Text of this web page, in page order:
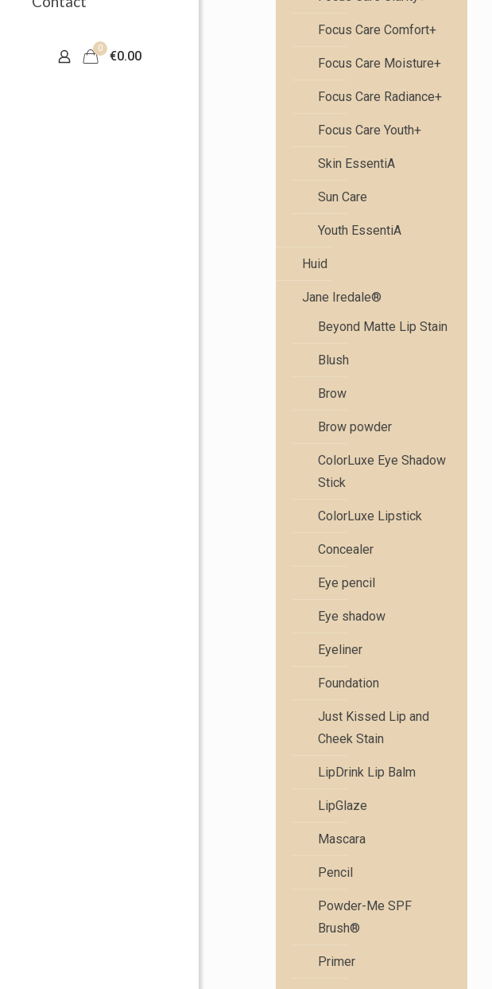
0
€0.00
Focus Care Comfort+
Focus Care Moisture+
Focus Care Radiance+
Focus Care Youth+
Skin EssentiA
Sun Care
Youth EssentiA
Huid
Jane Iredale®
Beyond Matte Lip Stain
Blush
Brow
Brow powder
ColorLuxe Eye Shadow
Stick
ColorLuxe Lipstick
Concealer
Eye pencil
Eye shadow
Eyeliner
Foundation
Just Kissed Lip and
Cheek Stain
LipDrink Lip Balm
LipGlaze
Mascara
Pencil
Powder-Me SPF
Brush®
Primer